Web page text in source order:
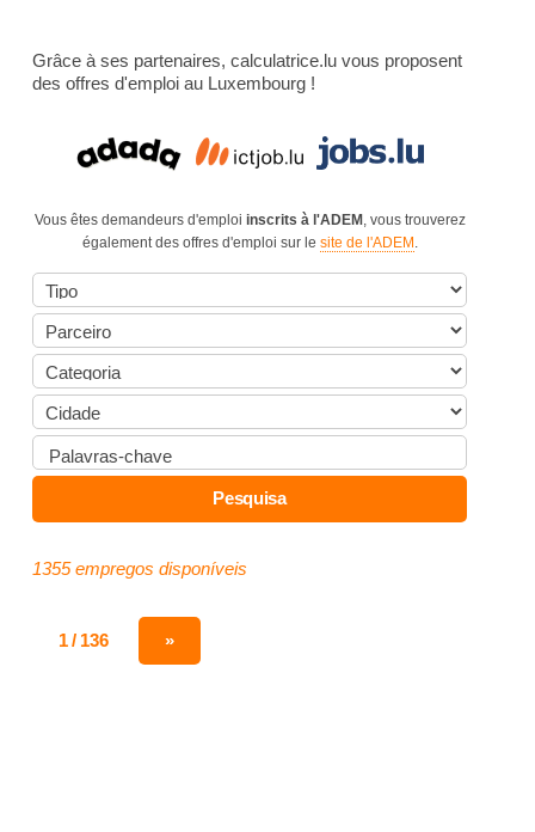
Grâce à ses partenaires, calculatrice.lu vous proposent
des offres d'emploi au Luxembourg !
Vous êtes demandeurs d'emploi inscrits à l'ADEM , vous trouverez
également des offres d'emploi sur le site de l'ADEM .
1355 empregos disponíveis
1 / 136 »